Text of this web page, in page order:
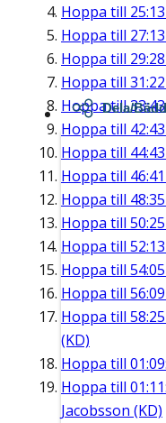
Hoppa till 25:13
Hoppa till 27:13
Hoppa till 29:28
Hoppa till 31:22
Hoppa till33:43
Hoppa till 42:43
Hoppa till 44:43
Hoppa till 46:41
Hoppa till 48:35
Hoppa till 50:25
Hoppa till 52:13
Hoppa till 54:05
Hoppa till 56:09
Hoppa till 58:25
(KD)
Hoppa till
Hoppa till
Jacobsson (KD)
Dela/